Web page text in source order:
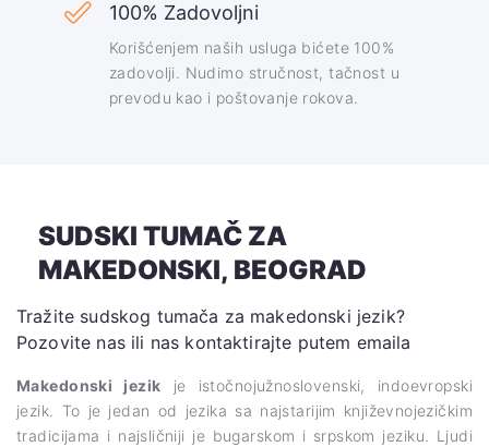
100% Zadovoljni
Korišćenjem naših usluga bićete 100%
zadovolji. Nudimo stručnost, tačnost u
prevodu kao i poštovanje rokova.
SUDSKI TUMAČ ZA
MAKEDONSKI, BEOGRAD
Tražite sudskog tumača za makedonski jezik?
Pozovite nas ili nas kontaktirajte putem emaila
Makedonski jezik je istočnojužnoslovenski, indoevropski
jezik. To je jedan od jezika sa najstarijim književnojezičkim
tradicijama i najsličniji je bugarskom i srpskom jeziku. Ljudi